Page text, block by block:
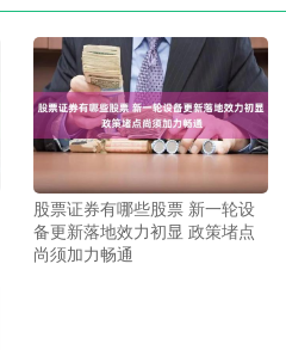
股票证券有哪些股票 新一轮设
备更新落地效力初显 政策堵点
尚须加力畅通